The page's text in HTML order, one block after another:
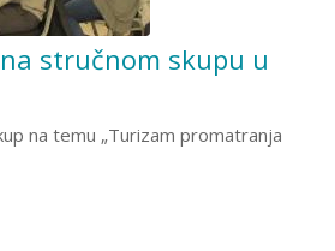
stručnom skupu u
na temu „Turizam promatranja